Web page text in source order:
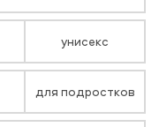
унисекс
для подростков